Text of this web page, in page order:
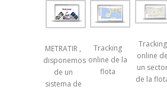
METRATIR ,
disponemos
de un
sistema de
Tracking
online de la
flota
Tracking
online de
un
de la